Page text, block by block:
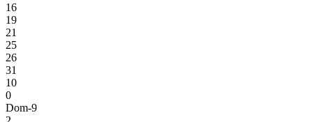
16
19
21
25
26
31
10
0
Dom-9